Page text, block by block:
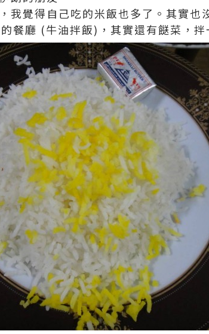
我覺得自己吃的米飯也多了。其實也
廳 (牛油拌飯)，其實還有餸菜，拌